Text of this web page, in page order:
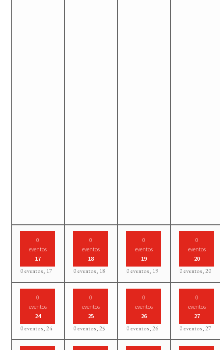
0
eventos
17
0 eventos, 17
0
eventos
18
0 eventos, 18
0
eventos
19
0 eventos, 19
0
eventos
20
0 eventos,20
0
eventos
24
0 eventos,24
0
eventos
25
0 eventos,25
0
eventos
26
0 eventos,26
0
eventos
27
0 eventos,27